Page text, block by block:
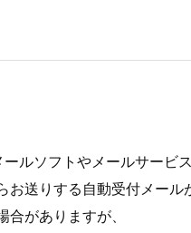
ルソフトやメールサービス
お送りする自動受付メール
合がありますが、